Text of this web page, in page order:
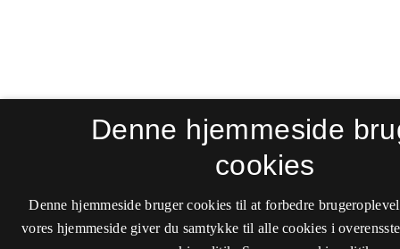
Denne hjemmeside
cookies
Denne hjemmeside bruger cookies til at forbedre
vores hjemmeside giver du samtykke til alle cookies i